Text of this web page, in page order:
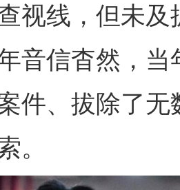
视线，但未
音信杳然，
件、拔除了无
。